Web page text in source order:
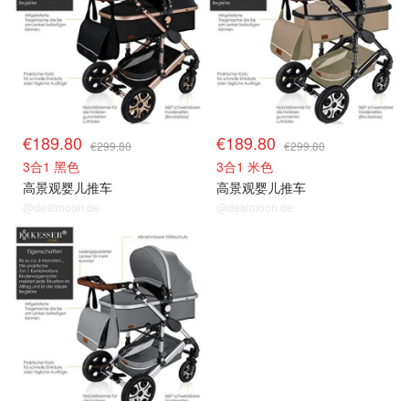
€189.80 €299.80
3合1 黑色
高景观婴儿推车
@dealmoon.de
€189.80 €299.80
3合1 米色
高景观婴儿推车
@dealmoon.de